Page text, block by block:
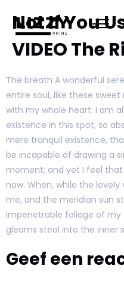
Not If You
VIDEO The
The breath A wonderful
entire soul, like these
with my whole heart. I am
existence in this spot, so
mere tranquil existence,
be incapable of drawing a
moment; and yet I feel
now. When, while the
me, and the meridian sun
impenetrable foliage of
gleams steal into the inner
Geef een